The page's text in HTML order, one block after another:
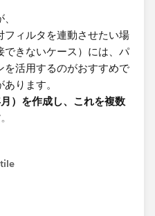
算フィルタを利用する方
限があり、複数シート間で
とができません。複数シ
パラメータやセットを組み
。
ィルタを連動させたい場
きないケース）には、パ
を活用するのがおすすめで
ります。
）を作成し、これを複数
算フィールドを設定する
の同期が可能となりま